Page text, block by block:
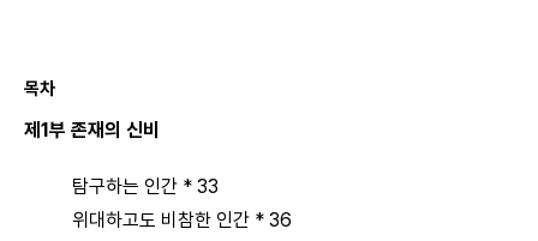
목차
제1부 존재의 신비
탐구하는 인간 * 33
위대하고도 비참한 인간 * 36